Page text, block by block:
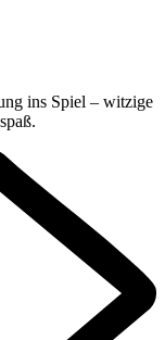
ins Spiel – witzige